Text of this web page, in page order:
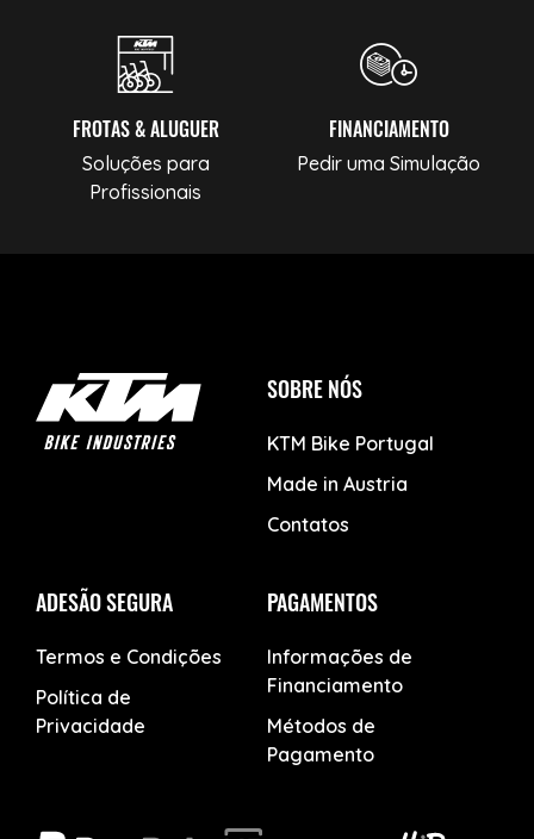
FROTAS & ALUGUER
Soluções para
Profissionais
FINANCIAMENTO
Pedir uma Simulação
SOBRE NÓS
KTM Bike Portugal
Made in Austria
Contatos
ADESÃO SEGURA
Termos e Condições
Política de
Privacidade
PAGAMENTOS
Informações de
Financiamento
Métodos de
Pagamento